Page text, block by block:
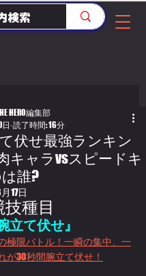
伏せ最強ランキン
キャラvsスピードキ
誰?
HERO編集部
読了時間: 16分
17日
種目
立て伏せ』
極限バトル！一瞬の集中、一
が30秒間腕立て伏せ！